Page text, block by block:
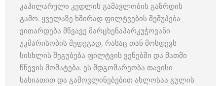
კაპილარული კედლის გამავლობის გაზრდის
გამო. ყველაზე ხშირად ფილტვების შეშუპება
ვითარდება მწვავე მარცხენაპარკუჭოვანი
უკმარისობის შედეგად, რასაც თან მოსდევს
სისხლის შეგუბება ფილტვის ვენებში და მათში
წნევის მომატება. ეს მდგომარეობა თავისი
ხასიათით და გამოვლინებებით ახლოსაა გულის